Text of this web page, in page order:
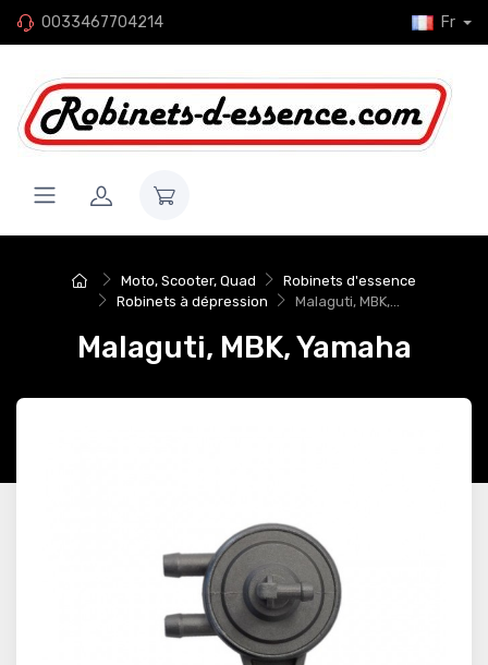
0033467704214 Fr
Moto, Scooter, Quad
Robinets d'essence
Robinets à dépression
Malaguti, MBK,...
Malaguti, MBK, Yamaha